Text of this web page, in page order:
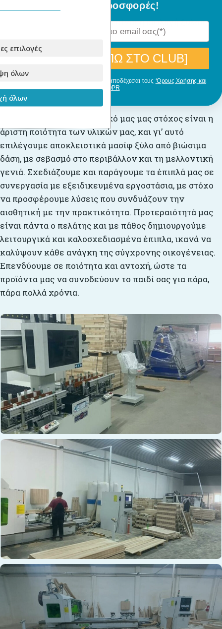
ξύλου.
Η έκδοση με φυσικό ξύλο είναι η επιλογή ξύλου
Για την παραγωγή
, πρωταρχικό μας μας στόχος είναι η
άριστη ποιότητα των υλικών μας, και γι’ αυτό
επιλέγουμε αποκλειστικά μασίφ ξύλο από βιώσιμα
δάση, με σεβασμό στο περιβάλλον και τη μελλοντική
γενιά. Σχεδιάζουμε και παράγουμε τα έπιπλά μας σε
συνεργασία με εξειδικευμένα εργοστάσια, με στόχο
να προσφέρουμε λύσεις που συνδυάζουν την
αισθητική με την πρακτικότητα. Προτεραιότητά μας
είναι πάντα ο πελάτης και με πάθος δημιουργούμε
λειτουργικά και καλοσχεδιασμένα έπιπλα, ικανά να
καλύψουν κάθε ανάγκη της σύγχρονης οικογένειας.
Επενδύουμε σε ποιότητα και αντοχή, ώστε τα
προϊόντα μας να συνοδεύουν το παιδί σας για πάρα,
πάρα πολλά χρόνια.
επιλογές
όλων
όλων
ειδικές προσφορές!
[ΘΕΛΩ ΝΑ ΜΠΩ ΣΤΟ CLUB]
Με την εγγραφή σου, δηλώνεις ότι αποδέχεσαι τους ‘Ορους Χρήσης και
GDPR